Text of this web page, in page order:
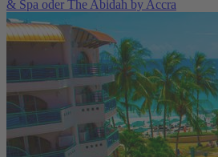
& Spa oder The Abidah by Accra